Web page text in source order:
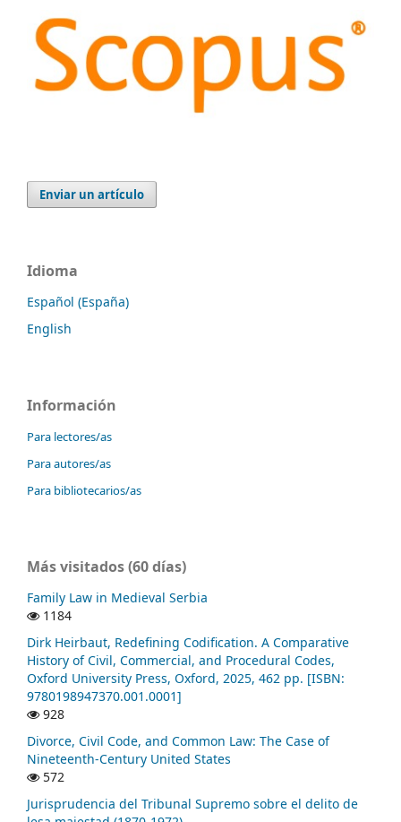
Enviar un artículo
Idioma
Español (España)
English
Información
Para lectores/as
Para autores/as
Para bibliotecarios/as
Más visitados (60 días)
Family Law in Medieval Serbia
1184
Dirk Heirbaut, Redefining Codification. A Comparative
History of Civil, Commercial, and Procedural Codes,
Oxford University Press, Oxford, 2025, 462 pp. [ISBN:
9780198947370.001.0001]
928
Divorce, Civil Code, and Common Law: The Case of
Nineteenth-Century United States
572
Jurisprudencia del Tribunal Supremo sobre el delito de